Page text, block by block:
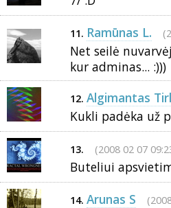
11. Ramūnas L.
Net seilė
kur adminas... :)))
12. Algimantas
Kukli padėka už
13. (2008 02 07
Buteliui
14. Arunas S